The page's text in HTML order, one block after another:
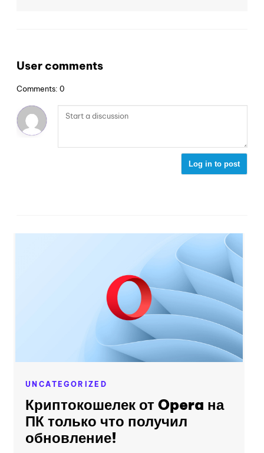
User comments
Comments: 0
Log in to post
UNCATEGORIZED
Криптокошелек от Opera на
ПК только что получил
обновление!